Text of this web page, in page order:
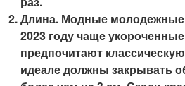
Длина. Модные
2023 году чаще
предпочитают
идеале должны закрывать